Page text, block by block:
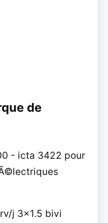
de
- icta 3422 pour
j 3x1.5 bivi